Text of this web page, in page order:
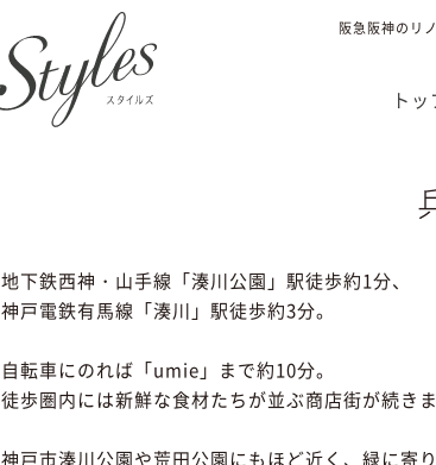
阪急阪神のリ
トッ
地下鉄西神・山手線「湊川公園」駅徒歩約1分、
神戸電鉄有馬線「湊川」駅徒歩約3分。
自転車にのれば「umie」まで約10分。
徒歩圏内には新鮮な食材たちが並ぶ商店街が続きま
神戸市湊川公園や荒田公園にもほど近く、緑に寄り
トップ 販売中